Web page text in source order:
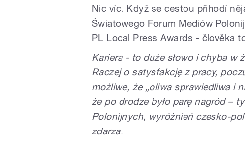
Nic víc. Když se cestou přihodí
Światowego Forum Mediów
PL Local Press Awards - člověka
Kariera - to duże słowo i chyba w
Raczej o satysfakcję z pracy,
możliwe, że „oliwa sprawiedliwa i
że po drodze było parę nagród –
Polonijnych, wyróżnień czesko-
zdarza.